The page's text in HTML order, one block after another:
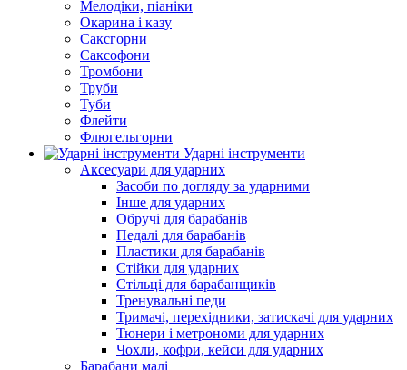
Мелодіки, піаніки
Окарина і казу
Саксгорни
Саксофони
Тромбони
Труби
Туби
Флейти
Флюгельгорни
Ударні інструменти
Аксесуари для ударних
Засоби по догляду за ударними
Інше для ударних
Обручі для барабанів
Педалі для барабанів
Пластики для барабанів
Стійки для ударних
Стільці для барабанщиків
Тренувальні педи
Тримачі, перехідники, затискачі для ударних
Тюнери і метрономи для ударних
Чохли, кофри, кейси для ударних
Барабани малі